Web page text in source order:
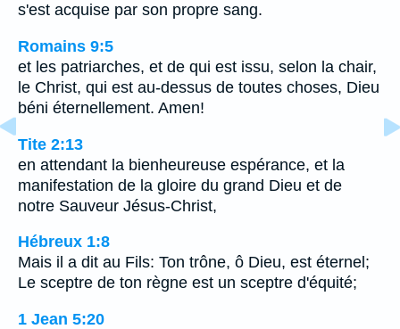
s'est acquise par son propre sang.
Romains 9:5
et les patriarches, et de qui est issu, selon la chair,
le Christ, qui est au-dessus de toutes choses, Dieu
béni éternellement. Amen!
Tite 2:13
en attendant la bienheureuse espérance, et la
manifestation de la gloire du grand Dieu et de
notre Sauveur Jésus-Christ,
Hébreux 1:8
Mais il a dit au Fils: Ton trône, ô Dieu, est éternel;
Le sceptre de ton règne est un sceptre d'équité;
1 Jean 5:20